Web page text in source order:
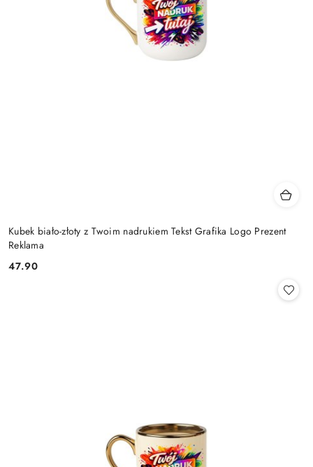
Kubek biało-złoty z Twoim nadrukiem Tekst Grafika Logo Prezent
Reklama
Cena:
47.90